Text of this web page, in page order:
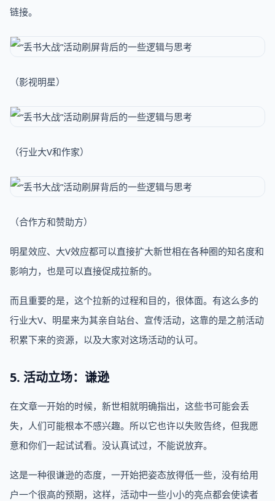
链接。
（影视明星）
（行业大V和作家）
（合作方和赞助方）
明星效应、大V效应都可以直接扩大新世相在各种圈的知名度和
影响力，也是可以直接促成拉新的。
而且重要的是，这个拉新的过程和目的，很体面。有这么多的
行业大V、明星来为其亲自站台、宣传活动，这靠的是之前活动
积累下来的资源，以及大家对这场活动的认可。
5. 活动立场：谦逊
在文章一开始的时候，新世相就明确指出，这些书可能会丢
失，人们可能根本不感兴趣。所以它也许以失败告终，但我愿
意和你们一起试试看。没认真试过，不能说放弃。
这是一种很谦逊的态度，一开始把姿态放得低一些，没有给用
户一个很高的预期，这样，活动中一些小小的亮点都会使读者